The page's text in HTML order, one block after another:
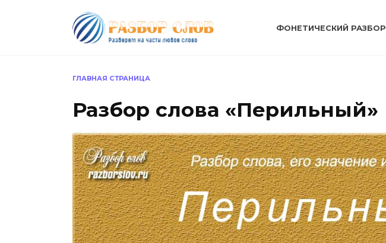
ФОНЕТИЧЕСКИЙ РАЗБОР
ГЛАВНАЯ СТРАНИЦА
Разбор слова «Перильный»